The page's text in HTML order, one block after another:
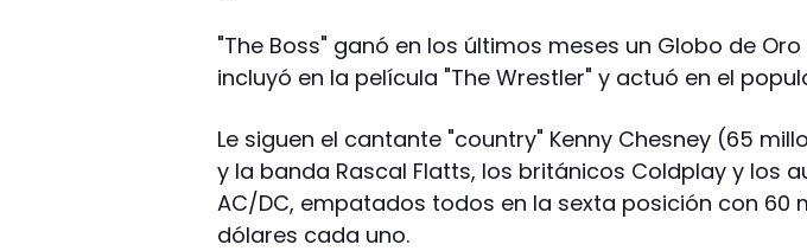
"The Boss" ganó en los últimos meses un Globo de
incluyó en la película "The Wrestler" y actuó en el
Le siguen el cantante "country" Kenny Chesney (65
y la banda Rascal Flatts, los británicos Coldplay y los
AC/DC, empatados todos en la sexta posición con 60
dólares cada uno.